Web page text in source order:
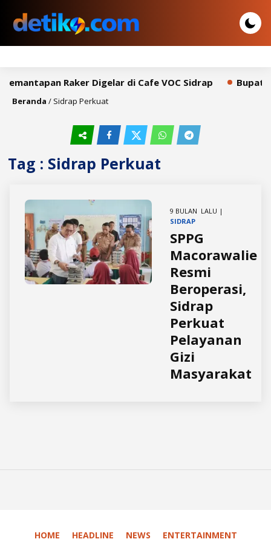
Raker Digelar di Cafe VOC Sidrap Bupati
Beranda / Sidrap Perkuat
Tag : Sidrap Perkuat
9 BULAN LALU |
SIDRAP
SPPG
Macorawalie
Resmi
Beroperasi,
Sidrap
Perkuat
Pelayanan
Gizi
Masyarakat
HOME HEADLINE NEWS ENTERTAINMENT